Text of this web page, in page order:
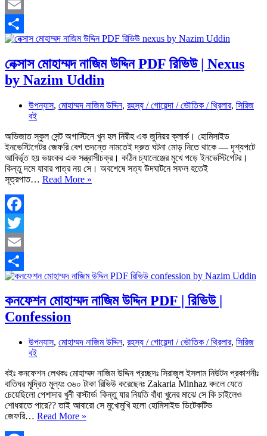
Twitter
Email
Share
নেক্সাস মোহাম্মদ নাজিম উদ্দিন PDF রিভিউ | Nexus
by Nazim Uddin
উপন্যাস, মোহাম্মদ নাজিম উদ্দিন, রহস্য / গোয়েন্দা / ভৌতিক / থ্রিলার, সিরিজ
বই
অভিজাত স্কুল সেন্ট অগাস্টিনে খুন হল নিরীহ এক জুনিয়র ক্লার্ক। হোমিসাইড
ইনভেস্টিগেটর জেফরি বেগ তদন্তে নামতেই দ্রুত ঘটনা মোড় নিতে থাকে — দৃশ্যপটে
আবির্ভূত হয় ভয়ংকর এক সন্ত্রাসীচক্র। কঠিন চ্যালেঞ্জের মুখে পড়ে ইনভেস্টিগেটর।
কিন্তু দমে যাবার পাত্র নয় সে। অবশেষে সত্য উদঘাটনে সফল হতেই
সূত্রপাত… Read More »
Nazim
Facebook
Twitter
Email
Share
কনফেশন মোহাম্মদ নাজিম উদ্দিন PDF | রিভিউ |
Confession
উপন্যাস, মোহাম্মদ নাজিম উদ্দিন, রহস্য / গোয়েন্দা / ভৌতিক / থ্রিলার, সিরিজ
বই
বইঃ কনফেশন লেখকঃ মোহাম্মদ নাজিম উদ্দিন প্রচ্ছদঃ সিরাজুল ইসলাম নিউটন প্রকাশনীঃ
বাতিঘর মূদ্রিত মূল্যঃ ৩৬০ টাকা রিভিউ করেছেনঃ Zakaria Minhaz বদলে যেতে
চেয়েছিলো পেশাদার খুনী বাস্টার্ড৷ কিন্তু যার নিয়তি বাঁধা খুনের মাঝে সে কি চাইলেও
শোধরাতে পারে?? তাই আবারো সে মুখোমুখি হলো হোমিসাইড ডিটেকটিভ
জেফরি… Read More »